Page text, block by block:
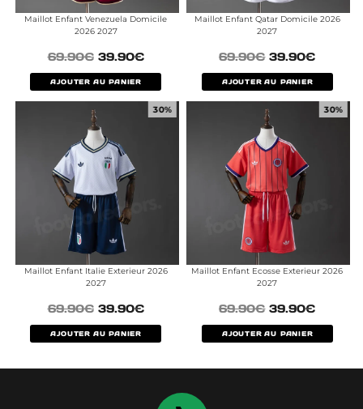
Maillot Enfant Venezuela Domicile
2026 2027
69.90€ 39.90€
AJOUTER AU PANIER
Maillot Enfant Qatar Domicile 2026
2027
69.90€ 39.90€
AJOUTER AU PANIER
30%
Maillot Enfant Italie Exterieur 2026
2027
69.90€ 39.90€
AJOUTER AU PANIER
30%
Maillot Enfant Ecosse Exterieur 2026
2027
69.90€ 39.90€
AJOUTER AU PANIER